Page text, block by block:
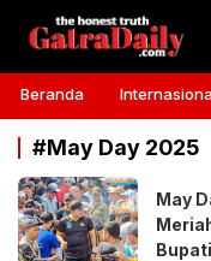
Gatra Daily
the honest truth
Beranda
#May Day 2025
May
Bupati